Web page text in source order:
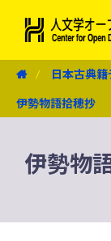
日本古典籍
伊勢物語拾穂抄
伊勢物